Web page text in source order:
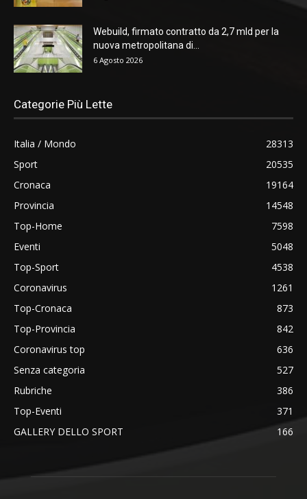
Webuild, firmato contratto da 2,7 mld per la
nuova metropolitana di...
6 Agosto 2026
Categorie Più Lette
Italia / Mondo
28313
Sport
20535
Cronaca
19164
Provincia
14548
Top-Home
7598
Eventi
5048
Top-Sport
4538
Coronavirus
1261
Top-Cronaca
873
Top-Provincia
842
Coronavirus top
636
Senza categoria
527
Rubriche
386
Top-Eventi
371
GALLERY DELLO SPORT
166